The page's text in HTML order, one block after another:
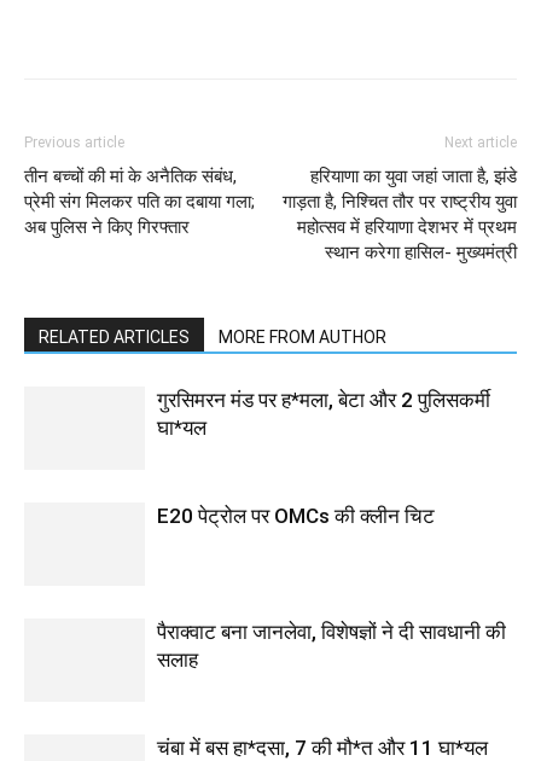
Previous article
तीन बच्चों की मां के अनैतिक संबंध,
प्रेमी संग मिलकर पति का दबाया गला;
अब पुलिस ने किए गिरफ्तार
Next article
हरियाणा का युवा जहां जाता है, झंडे
गाड़ता है, निश्चित तौर पर राष्ट्रीय युवा
महोत्सव में हरियाणा देशभर में प्रथम
स्थान करेगा हासिल- मुख्यमंत्री
RELATED ARTICLES MORE FROM AUTHOR
गुरसिमरन मंड पर ह*मला, बेटा और 2 पुलिसकर्मी
घा*यल
E20 पेट्रोल पर OMCs की क्लीन चिट
पैराक्वाट बना जानलेवा, विशेषज्ञों ने दी सावधानी की
सलाह
चंबा में बस हा*दसा, 7 की मौ*त और 11 घा*यल